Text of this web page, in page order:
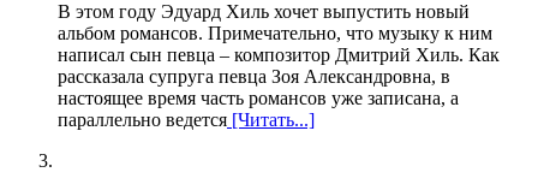
В этом году Эдуард Хиль хочет выпустить новый
альбом романсов. Примечательно, что музыку к ним
написал сын певца – композитор Дмитрий Хиль. Как
рассказала супруга певца Зоя Александровна, в
настоящее время часть романсов уже записана, а
параллельно ведется [Читать...]